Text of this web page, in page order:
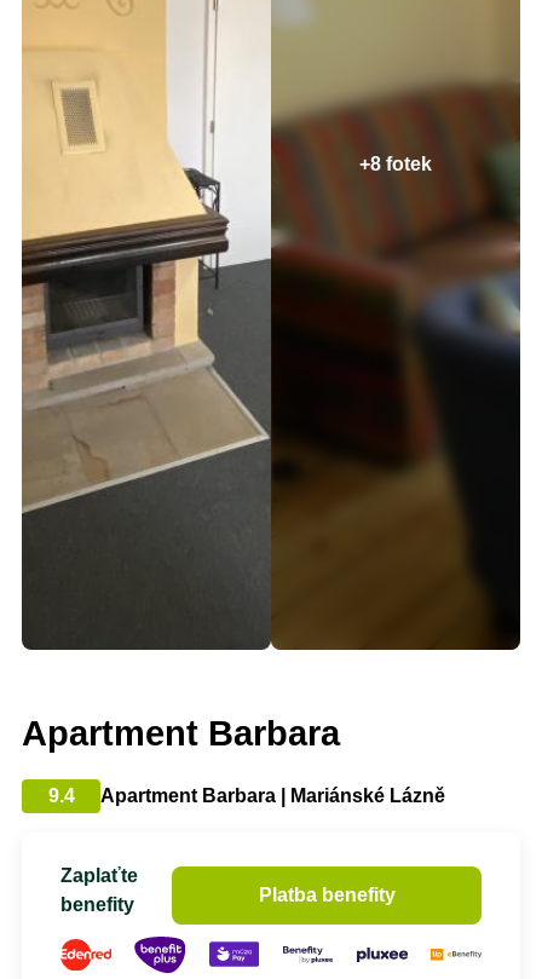
+8 fotek
Apartment Barbara
9.4 Apartment Barbara | Mariánské Lázně
Zaplaťte
benefity
Platba benefity